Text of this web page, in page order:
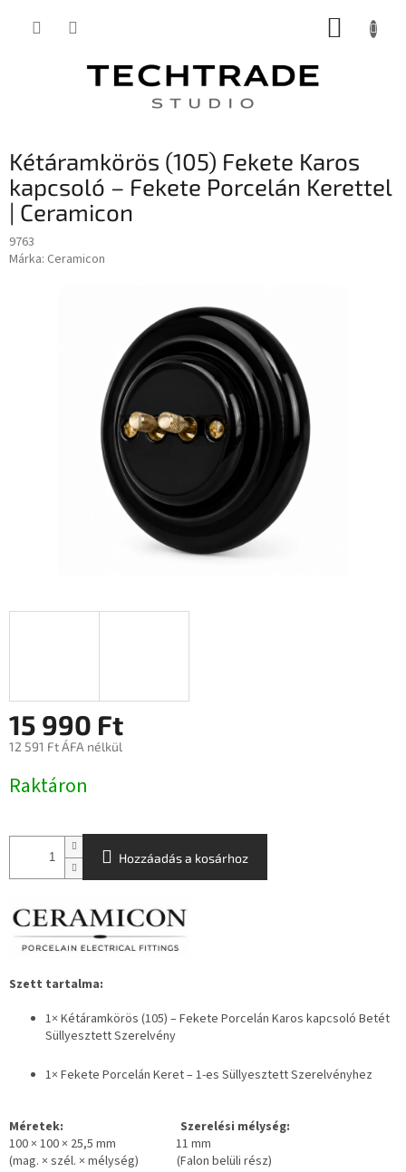
KOSÁR
Kétáramkörös (105) Fekete Karos
kapcsoló – Fekete Porcelán Kerettel
| Ceramicon
9763
Márka: Ceramicon
15 990 Ft
12 591 Ft ÁFA nélkül
Raktáron
Hozzáadás a kosárhoz
Szett tartalma:
1× Kétáramkörös (105) – Fekete Porcelán Karos kapcsoló Betét
Süllyesztett Szerelvény
1× Fekete Porcelán Keret – 1-es Süllyesztett Szerelvényhez
Méretek: Szerelési mélység:
100 × 100 × 25,5 mm 11 mm
(mag. × szél. × mélység) (Falon belüli rész)